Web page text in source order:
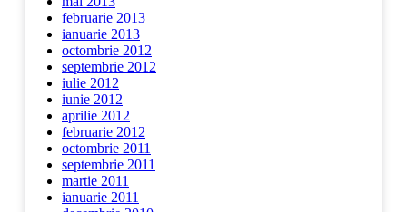
februarie 2013
ianuarie 2013
octombrie 2012
septembrie 2012
iulie 2012
iunie 2012
aprilie 2012
februarie 2012
octombrie 2011
septembrie 2011
martie 2011
ianuarie 2011